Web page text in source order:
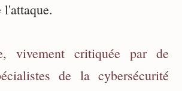
l'attaque.
vivement critiquée par de
de la cybersécurité